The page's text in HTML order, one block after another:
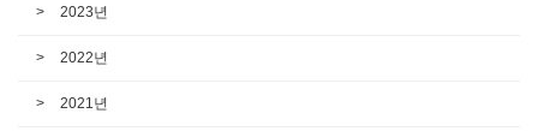
2023년
2022년
2021년